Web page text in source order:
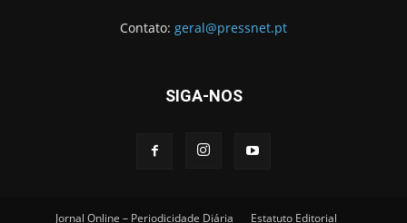
Contato: geral@pressnet.pt
SIGA-NOS
Jornal Online – Periodicidade Diária Estatuto Editorial